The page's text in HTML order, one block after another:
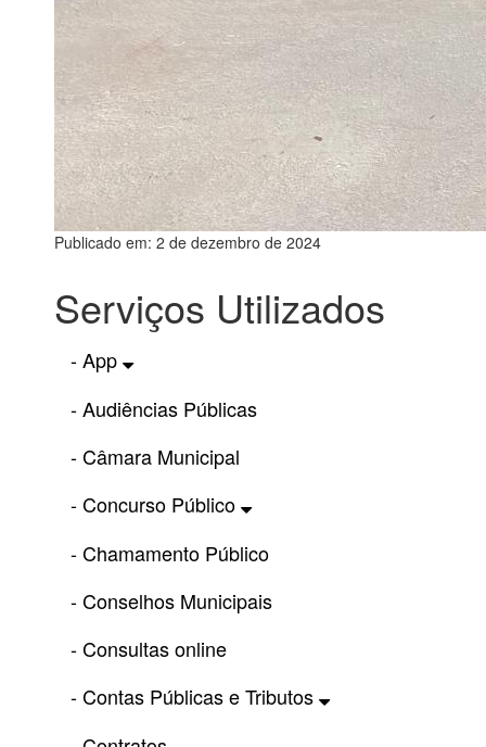
Publicado em: 2 de dezembro de 2024
Serviços Utilizados
- App
- Audiências Públicas
- Câmara Municipal
- Concurso Público
- Chamamento Público
- Conselhos Municipais
- Consultas online
- Contas Públicas e Tributos